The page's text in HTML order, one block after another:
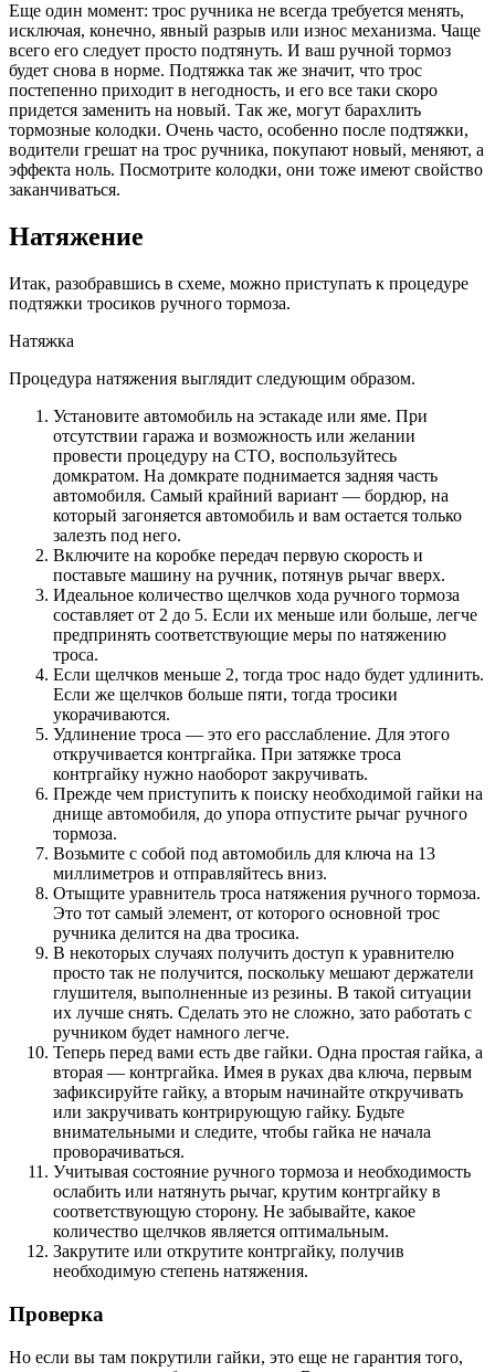
Еще один момент: трос ручника не всегда требуется менять,
исключая, конечно, явный разрыв или износ механизма. Чаще
всего его следует просто подтянуть. И ваш ручной тормоз
будет снова в норме. Подтяжка так же значит, что трос
постепенно приходит в негодность, и его все таки скоро
придется заменить на новый. Так же, могут барахлить
тормозные колодки. Очень часто, особенно после подтяжки,
водители грешат на трос ручника, покупают новый, меняют, а
эффекта ноль. Посмотрите колодки, они тоже имеют свойство
заканчиваться.
Натяжение
Итак, разобравшись в схеме, можно приступать к процедуре
подтяжки тросиков ручного тормоза.
Натяжка
Процедура натяжения выглядит следующим образом.
Установите автомобиль на эстакаде или яме. При
отсутствии гаража и возможность или желании
провести процедуру на СТО, воспользуйтесь
домкратом. На домкрате поднимается задняя часть
автомобиля. Самый крайний вариант — бордюр, на
который загоняется автомобиль и вам остается только
залезть под него.
Включите на коробке передач первую скорость и
поставьте машину на ручник, потянув рычаг вверх.
Идеальное количество щелчков хода ручного тормоза
составляет от 2 до 5. Если их меньше или больше, легче
предпринять соответствующие меры по натяжению
троса.
Если щелчков меньше 2, тогда трос надо будет удлинить.
Если же щелчков больше пяти, тогда тросики
укорачиваются.
Удлинение троса — это его расслабление. Для этого
откручивается контргайка. При затяжке троса
контргайку нужно наоборот закручивать.
Прежде чем приступить к поиску необходимой гайки на
днище автомобиля, до упора отпустите рычаг ручного
тормоза.
Возьмите с собой под автомобиль для ключа на 13
миллиметров и отправляйтесь вниз.
Отыщите уравнитель троса натяжения ручного тормоза.
Это тот самый элемент, от которого основной трос
ручника делится на два тросика.
В некоторых случаях получить доступ к уравнителю
просто так не получится, поскольку мешают держатели
глушителя, выполненные из резины. В такой ситуации
их лучше снять. Сделать это не сложно, зато работать с
ручником будет намного легче.
Теперь перед вами есть две гайки. Одна простая гайка, а
вторая — контргайка. Имея в руках два ключа, первым
зафиксируйте гайку, а вторым начинайте откручивать
или закручивать контрирующую гайку. Будьте
внимательными и следите, чтобы гайка не начала
проворачиваться.
Учитывая состояние ручного тормоза и необходимость
ослабить или натянуть рычаг, крутим контргайку в
соответствующую сторону. Не забывайте, какое
количество щелчков является оптимальным.
Закрутите или открутите контргайку, получив
необходимую степень натяжения.
Проверка
Но если вы там покрутили гайки, это еще не гарантия того,